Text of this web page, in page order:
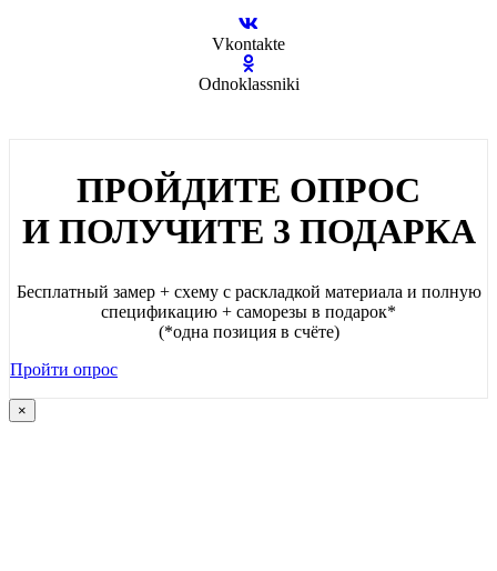
Vkontakte
Odnoklassniki
ПРОЙДИТЕ ОПРОС
И ПОЛУЧИТЕ 3 ПОДАРКА
Бесплатный замер + схему с раскладкой материала и полную
спецификацию + саморезы в подарок*
(*одна позиция в счёте)
Пройти опрос
×